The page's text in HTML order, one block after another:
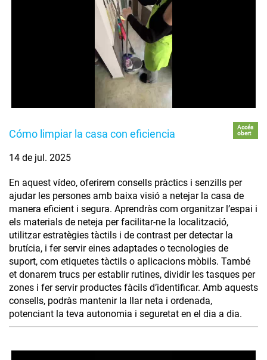
Cómo limpiar la casa con eficiencia
Accés
obert
14 de jul. 2025
En aquest vídeo, oferirem consells pràctics i senzills per
ajudar les persones amb baixa visió a netejar la casa de
manera eficient i segura. Aprendràs com organitzar l’espai i
els materials de neteja per facilitar-ne la localització,
utilitzar estratègies tàctils i de contrast per detectar la
brutícia, i fer servir eines adaptades o tecnologies de
suport, com etiquetes tàctils o aplicacions mòbils. També
et donarem trucs per establir rutines, dividir les tasques per
zones i fer servir productes fàcils d’identificar. Amb aquests
consells, podràs mantenir la llar neta i ordenada,
potenciant la teva autonomia i seguretat en el dia a dia.